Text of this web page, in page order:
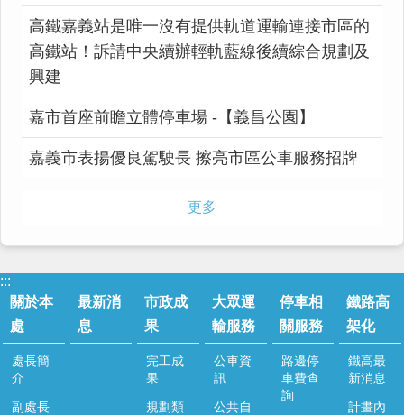
高鐵嘉義站是唯一沒有提供軌道運輸連接市區的
高鐵站！訴請中央續辦輕軌藍線後續綜合規劃及
興建
嘉市首座前瞻立體停車場 -【義昌公園】
嘉義市表揚優良駕駛長 擦亮市區公車服務招牌
更多
:::
關於本
處
處長簡
介
副處長
最新消
息
市政成
果
完工成
果
規劃類
大眾運
輸服務
公車資
訊
公共自
停車相
關服務
路邊停
車費查
詢
鐵路高
架化
鐵高最
新消息
計畫內